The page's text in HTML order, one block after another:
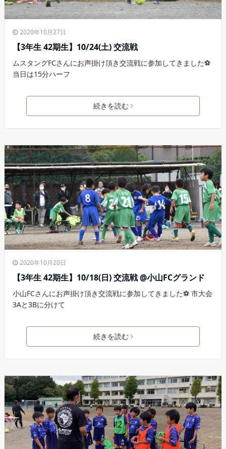
2020年10月27日
【3年生 42期生】10/24(土) 交流戦
ムスタングFCさんにお声掛け頂き交流戦に参加してきました⚽️
当日は15分ハーフ
続きを読む
2020年10月20日
【3年生 42期生】10/18(日) 交流戦 @小山FCグランド
小山FCさんにお声掛け頂き交流戦に参加してきました⚽️ 市大会
3Aと3Bに分けて
続きを読む